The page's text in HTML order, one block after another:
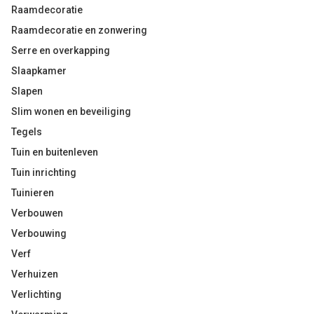
Raamdecoratie
Raamdecoratie en zonwering
Serre en overkapping
Slaapkamer
Slapen
Slim wonen en beveiliging
Tegels
Tuin en buitenleven
Tuin inrichting
Tuinieren
Verbouwen
Verbouwing
Verf
Verhuizen
Verlichting